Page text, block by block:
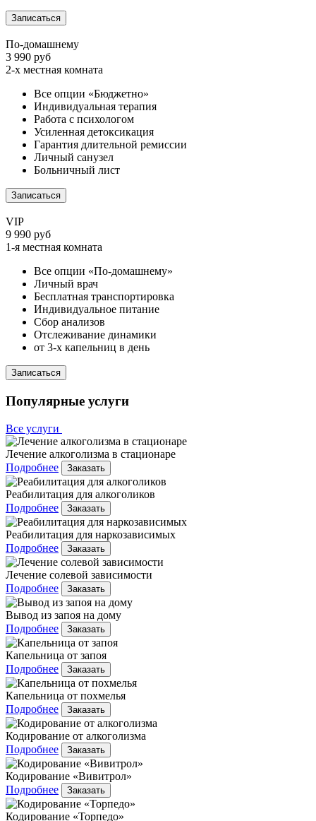
Записаться
По-домашнему
3 990 руб
2-х местная комната
Все опции «Бюджетно»
Индивидуальная терапия
Работа с психологом
Усиленная детоксикация
Гарантия длительной ремиссии
Личный санузел
Больничный лист
Записаться
VIP
9 990 руб
1-я местная комната
Все опции «По-домашнему»
Личный врач
Бесплатная транспортировка
Индивидуальное питание
Сбор анализов
Отслеживание динамики
от 3-х капельниц в день
Записаться
Популярные услуги
Все услуги
Лечение алкоголизма в стационаре
Подробнее
Заказать
Реабилитация для алкоголиков
Подробнее
Заказать
Реабилитация для наркозависимых
Подробнее
Заказать
Лечение солевой зависимости
Подробнее
Заказать
Вывод из запоя на дому
Подробнее
Заказать
Капельница от запоя
Подробнее
Заказать
Капельница от похмелья
Подробнее
Заказать
Кодирование от алкоголизма
Подробнее
Заказать
Кодирование «Вивитрол»
Подробнее
Заказать
Кодирование «Торпедо»